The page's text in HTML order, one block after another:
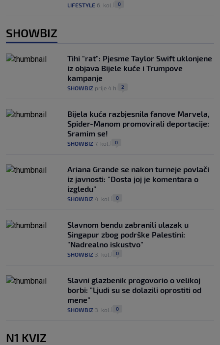
LIFESTYLE 6. kol. 0
SHOWBIZ
Tihi "rat": Pjesme Taylor Swift uklonjene
iz objava Bijele kuće i Trumpove
kampanje
SHOWBIZ prije 4 h 2
Bijela kuća razbjesnila fanove Marvela,
Spider-Manom promovirali deportacije:
Sramim se!
SHOWBIZ 7. kol. 0
Ariana Grande se nakon turneje povlači
iz javnosti: "Dosta joj je komentara o
izgledu"
SHOWBIZ 4. kol. 0
Slavnom bendu zabranili ulazak u
Singapur zbog podrške Palestini:
"Nadrealno iskustvo"
SHOWBIZ 3. kol. 0
Slavni glazbenik progovorio o velikoj
borbi: "Ljudi su se dolazili oprostiti od
mene"
SHOWBIZ 3. kol. 0
N1 KVIZ